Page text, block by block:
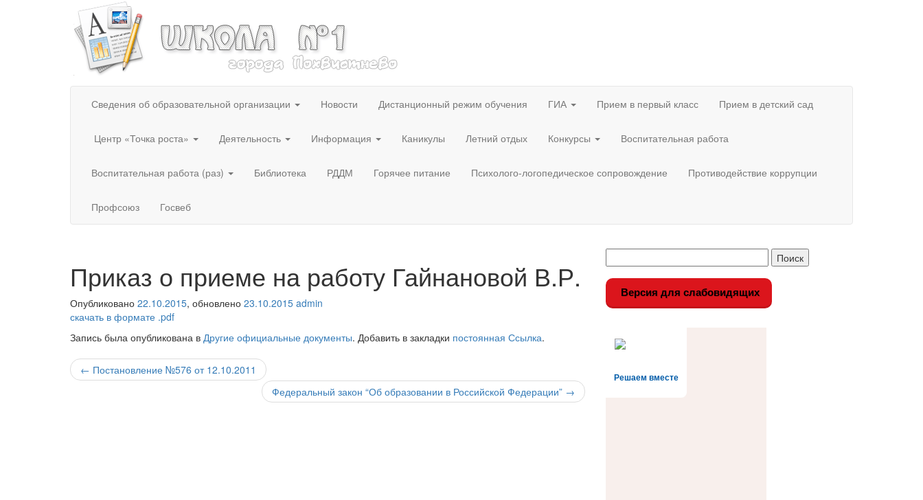
Сведения об образовательной организации Новости Дистанционный режим обучения ГИА Прием в первый класс Прием в детский сад
Центр «Точка роста» Деятельность Информация Каникулы Летний отдых Конкурсы Воспитательная работа
Воспитательная работа (раз) Библиотека РДДМ Горячее питание Психолого-логопедическое сопровождение Противодействие коррупции
Профсоюз Госвеб
Приказ о приеме на работу Гайнановой В.Р.
Опубликовано 22.10.2015, обновлено 23.10.2015 admin
скачать в формате .pdf
Запись была опубликована в Другие официальные документы. Добавить в закладки постоянная Ссылка.
Навигация
← Постановление №576 от 12.10.2011
Федеральный закон “Об образовании в Российской Федерации” →
Версия для слабовидящих
Решаем вместе